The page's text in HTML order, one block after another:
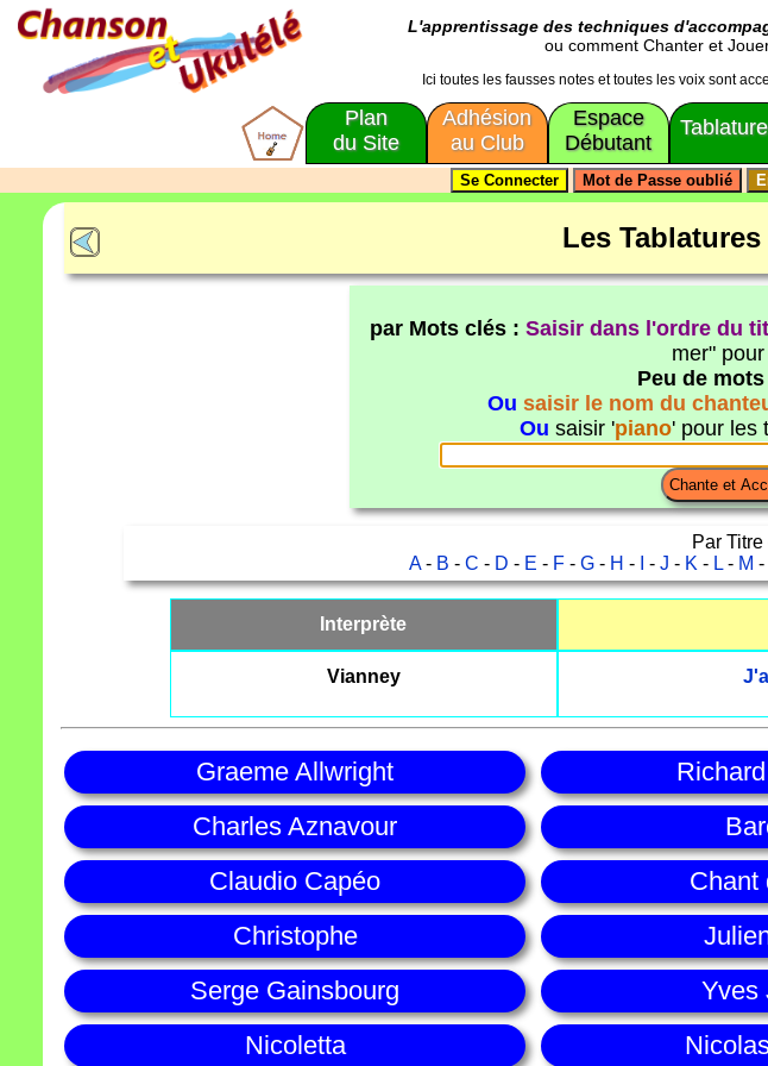
L'apprentissage des techniques
ou comment Chanter et
Ici toutes les fausses notes et toutes les voix sont
Plan
du Site
Adhésion
au Club
Espace
Débutant
Les Tablatures
par Mots clés :Saisir dans l'ordre du
mer"
Peu de
Ou saisir le nom du
Ou saisir 'piano' pour les
Par
A- B -C - D - E - F -G - H - -J - K - L - M -
Interprète
Vianney
Graeme Allwright
Charles Aznavour
Claudio Capéo
Chant
Christophe
Serge Gainsbourg
Yves
Nicoletta